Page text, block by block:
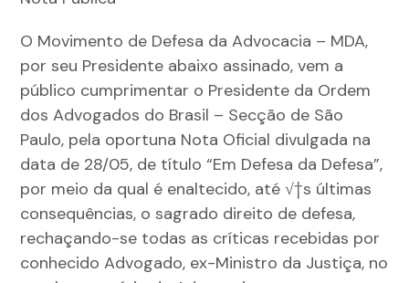
O Movimento de Defesa da Advocacia – MDA,
por seu Presidente abaixo assinado, vem a
público cumprimentar o Presidente da Ordem
dos Advogados do Brasil – Secção de São
Paulo, pela oportuna Nota Oficial divulgada na
data de 28/05, de título “Em Defesa da Defesa”,
por meio da qual é enaltecido, até √†s últimas
consequências, o sagrado direito de defesa,
rechaçando-se todas as críticas recebidas por
conhecido Advogado, ex-Ministro da Justiça, no